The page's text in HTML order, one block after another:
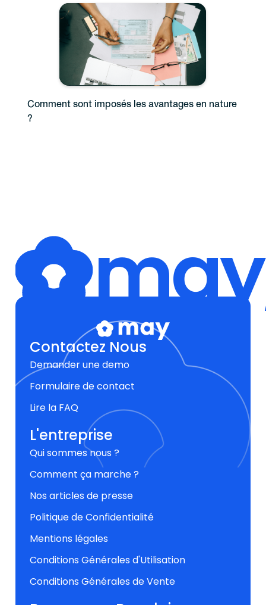
Comment sont imposés les avantages en nature
?
Contactez Nous
Demander une demo
Formulaire de contact
Lire la FAQ
L'entreprise
Qui sommes nous ?
Comment ça marche ?
Nos articles de presse
Politique de Confidentialité
Mentions légales
Conditions Générales d'Utilisation
Conditions Générales de Vente